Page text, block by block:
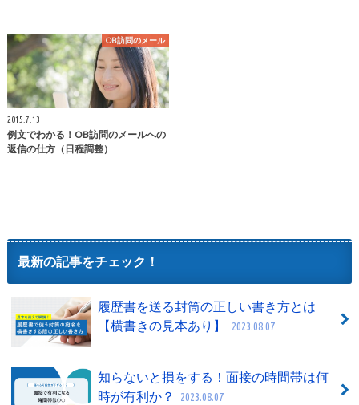
OB訪問のメール
2015.7.13
例文でわかる！OB訪問のメールへの
返信の仕方（日程調整）
最新の記事をチェック！
履歴書を送る封筒の正しい書き方とは
【横書きの見本あり】
2023.08.07
知らないと損をする！面接の時間帯は何
時が有利か？
2023.08.07